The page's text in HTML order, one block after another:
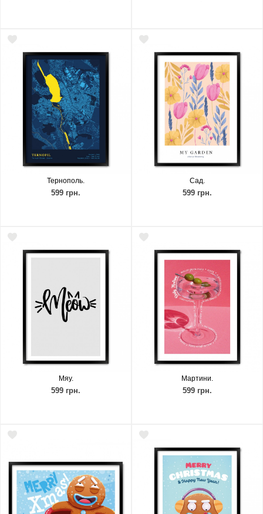
Тернополь.
599 грн.
Сад.
599 грн.
Мяу.
599 грн.
Мартини.
599 грн.